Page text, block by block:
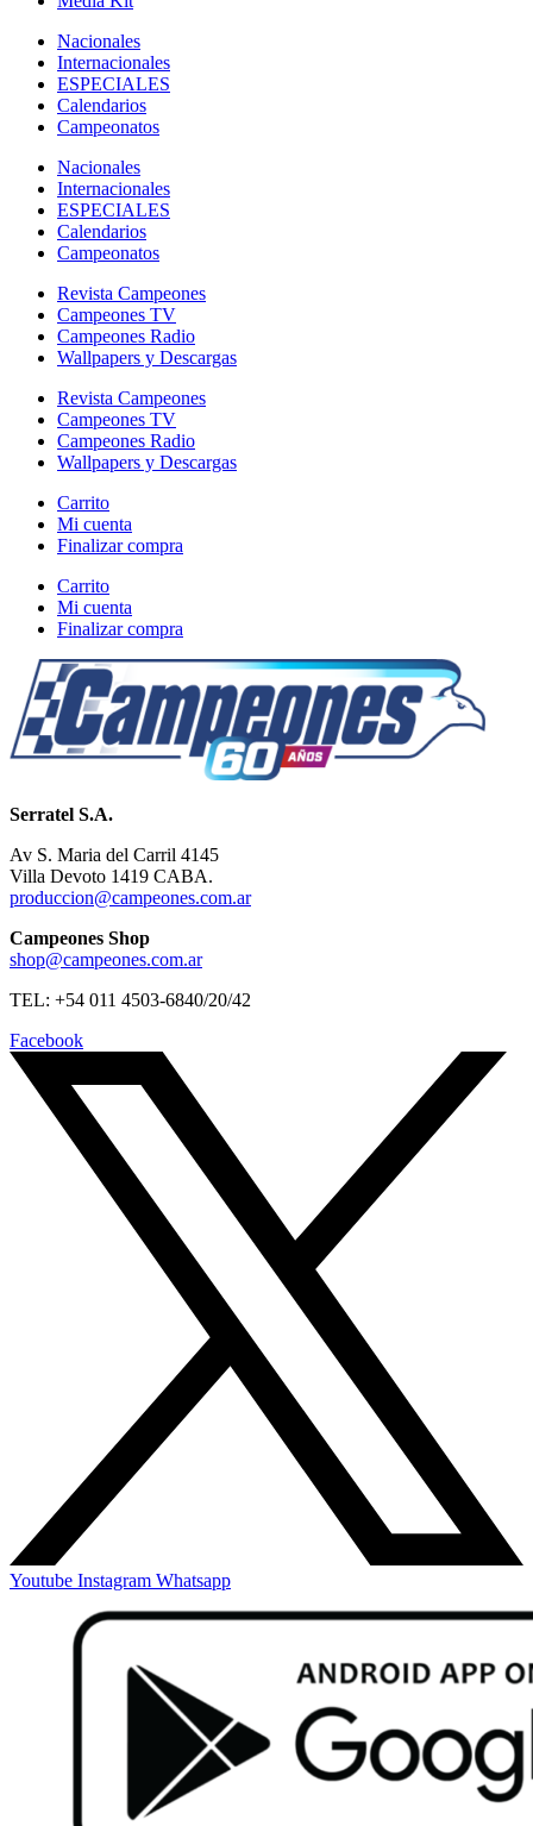
Nacionales
Internacionales
ESPECIALES
Calendarios
Campeonatos
Nacionales
Internacionales
ESPECIALES
Calendarios
Campeonatos
Revista Campeones
Campeones TV
Campeones Radio
Wallpapers y Descargas
Revista Campeones
Campeones TV
Campeones Radio
Wallpapers y Descargas
Carrito
Mi cuenta
Finalizar compra
Carrito
Mi cuenta
Finalizar compra
Serratel S.A.
Av S. Maria del Carril 4145
Villa Devoto 1419 CABA.
produccion@campeones.com.ar
Campeones Shop
shop@campeones.com.ar
TEL: +54 011 4503-6840/20/42
Facebook
Youtube Instagram Whatsapp